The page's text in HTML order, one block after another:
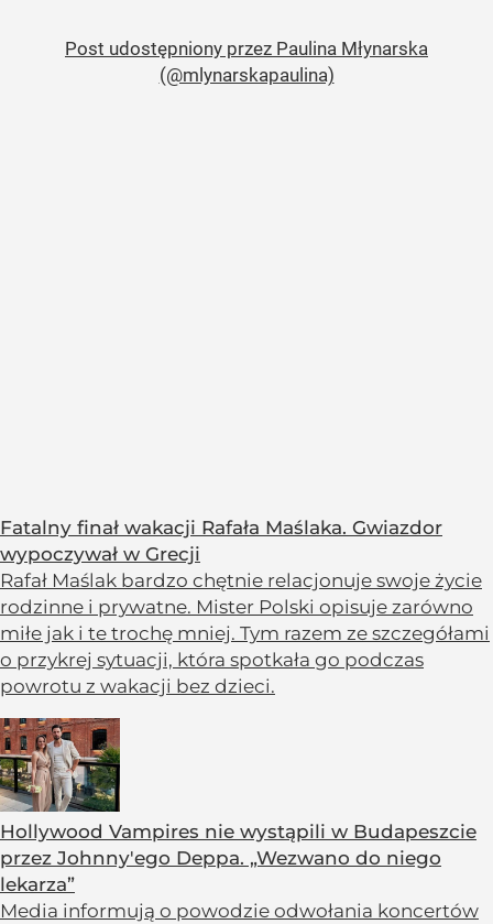
Post udostępniony przez Paulina Młynarska
(@mlynarskapaulina)
Fatalny finał wakacji Rafała Maślaka. Gwiazdor
wypoczywał w Grecji
Rafał Maślak bardzo chętnie relacjonuje swoje życie
rodzinne i prywatne. Mister Polski opisuje zarówno
miłe jak i te trochę mniej. Tym razem ze szczegółami
o przykrej sytuacji, która spotkała go podczas
powrotu z wakacji bez dzieci.
Hollywood Vampires nie wystąpili w Budapeszcie
przez Johnny'ego Deppa. „Wezwano do niego
lekarza”
Media informują o powodzie odwołania koncertów